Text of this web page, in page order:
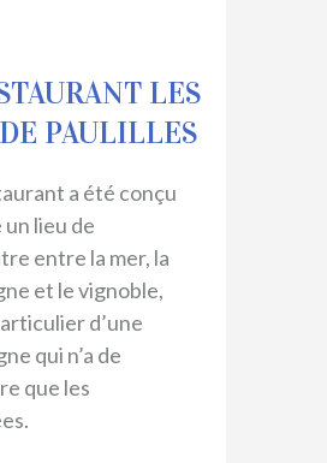
LES
PAULILLES
a été conçu
un lieu de
entre la mer, la
et le vignoble,
d’une
qui n’a de
que les